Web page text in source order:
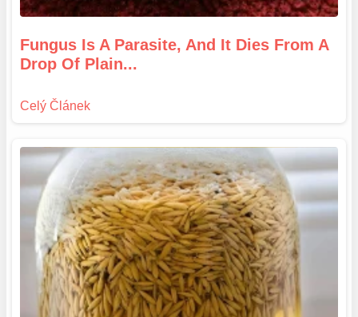
Fungus Is A Parasite, And It Dies From A
Drop Of Plain...